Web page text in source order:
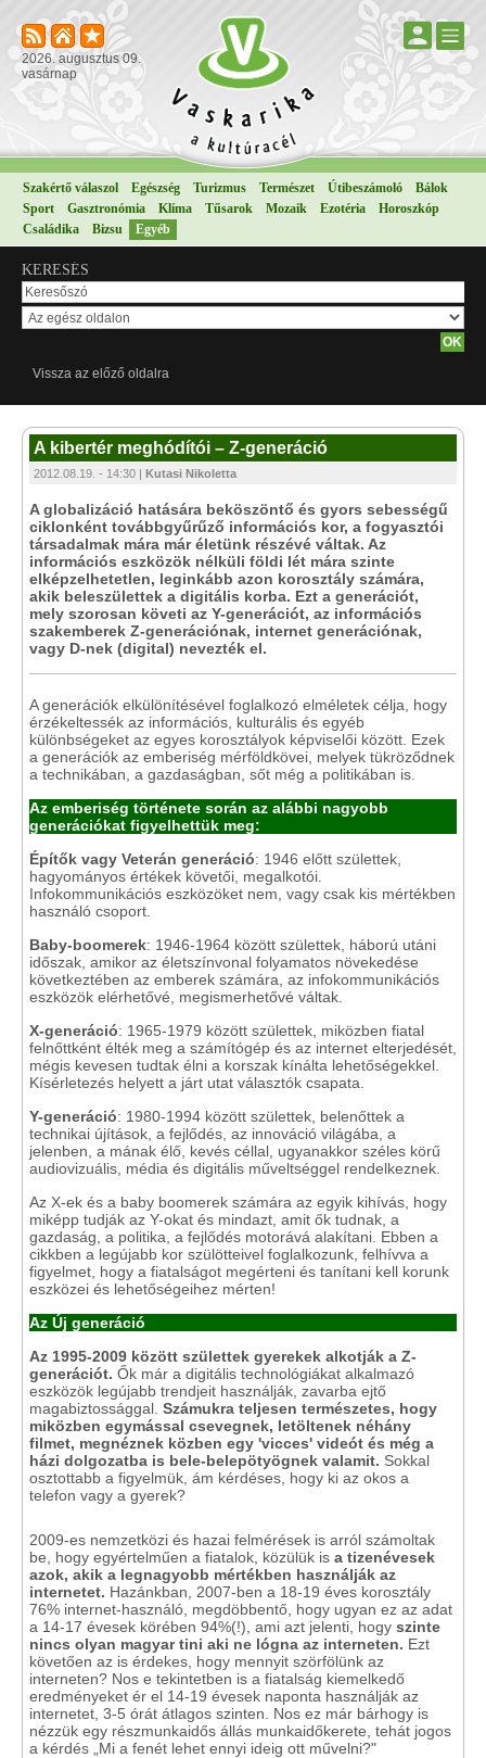
2026. augusztus 09.
vasárnap
Szakértő válaszol Egészség Turizmus Természet Útibeszámoló
Bálok
Sport
Gasztronómia Klíma Tűsarok Mozaik Ezotéria
Horoszkóp
Családika
Bizsu Egyéb
KERESÉS
Vissza az előző oldalra
A kibertér meghódítói – Z-generáció
2012.08.19. - 14:30 | Kutasi Nikoletta
A globalizáció hatására beköszöntő és gyors sebességű
ciklonként továbbgyűrűző információs kor, a fogyasztói
társadalmak mára már életünk részévé váltak. Az
információs eszközök nélküli földi lét mára szinte
elképzelhetetlen, leginkább azon korosztály számára,
akik beleszülettek a digitális korba. Ezt a generációt,
mely szorosan követi az Y-generációt, az információs
szakemberek Z-generációnak, internet generációnak,
vagy D-nek (digital) nevezték el.
A generációk elkülönítésével foglalkozó elméletek célja, hogy
érzékeltessék az információs, kulturális és egyéb
különbségeket az egyes korosztályok képviselői között. Ezek
a generációk az emberiség mérföldkövei, melyek tükröződnek
a technikában, a gazdaságban, sőt még a politikában is.
Az emberiség története során az alábbi nagyobb
generációkat figyelhettük meg:
Építők vagy Veterán generáció: 1946 előtt születtek,
hagyományos értékek követői, megalkotói.
Infokommunikációs eszközöket nem, vagy csak kis mértékben
használó csoport.
Baby-boomerek: 1946-1964 között születtek, háború utáni
időszak, amikor az életszínvonal folyamatos növekedése
következtében az emberek számára, az infokommunikációs
eszközök elérhetővé, megismerhetővé váltak.
X-generáció: 1965-1979 között születtek, miközben fiatal
felnőttként élték meg a számítógép és az internet elterjedését,
mégis kevesen tudtak élni a korszak kínálta lehetőségekkel.
Kísérletezés helyett a járt utat választók csapata.
Y-generáció: 1980-1994 között születtek, belenőttek a
technikai újítások, a fejlődés, az innováció világába, a
jelenben, a mának élő, kevés céllal, ugyanakkor széles körű
audiovizuális, média és digitális műveltséggel rendelkeznek.
Az X-ek és a baby boomerek számára az egyik kihívás, hogy
miképp tudják az Y-okat és mindazt, amit ők tudnak, a
gazdaság, a politika, a fejlődés motorává alakítani. Ebben a
cikkben a legújabb kor szülötteivel foglalkozunk, felhívva a
figyelmet, hogy a fiatalságot megérteni és tanítani kell korunk
eszközei és lehetőségeihez mérten!
Az Új generáció
Az 1995-2009 között születtek gyerekek alkotják a Z-
generációt. Ők már a digitális technológiákat alkalmazó
eszközök legújabb trendjeit használják, zavarba ejtő
magabiztossággal. Számukra teljesen természetes, hogy
miközben egymással csevegnek, letöltenek néhány
filmet, megnéznek közben egy 'vicces' videót és még a
házi dolgozatba is bele-belepötyögnek valamit. Sokkal
osztottabb a figyelmük, ám kérdéses, hogy ki az okos a
telefon vagy a gyerek?
2009-es nemzetközi és hazai felmérések is arról számoltak
be, hogy egyértelműen a fiatalok, közülük is a tizenévesek
azok, akik a legnagyobb mértékben használják az
internetet. Hazánkban, 2007-ben a 18-19 éves korosztály
76% internet-használó, megdöbbentő, hogy ugyan ez az adat
a 14-17 évesek körében 94%(!), ami azt jelenti, hogy szinte
nincs olyan magyar tini aki ne lógna az interneten. Ezt
követően az is érdekes, hogy mennyit szörfölünk az
interneten? Nos e tekintetben is a fiatalság kiemelkedő
eredményeket ér el 14-19 évesek naponta használják az
internetet, 3-5 órát átlagos szinten. Nos ez már bárhogy is
nézzük egy részmunkaidős állás munkaidőkerete, tehát jogos
a kérdés „Mi a fenét lehet ennyi ideig ott művelni?"